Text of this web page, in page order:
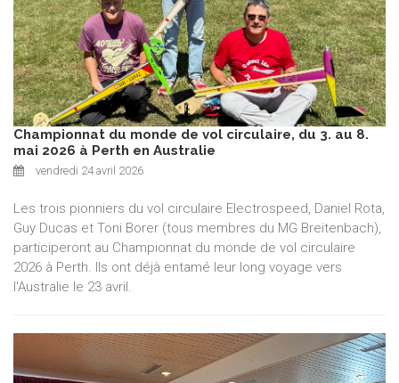
Championnat du monde de vol circulaire, du 3. au 8.
mai 2026 à Perth en Australie
vendredi 24 avril 2026
Les trois pionniers du vol circulaire Electrospeed, Daniel Rota,
Guy Ducas et Toni Borer (tous membres du MG Breitenbach),
participeront au Championnat du monde de vol circulaire
2026 à Perth. Ils ont déjà entamé leur long voyage vers
l'Australie le 23 avril.